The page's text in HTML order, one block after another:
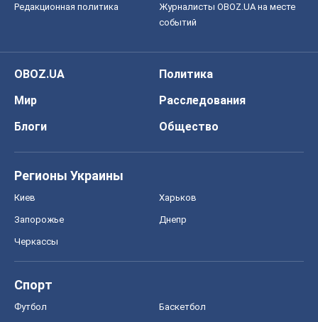
Редакционная политика
Журналисты OBOZ.UA на месте
событий
OBOZ.UA
Политика
Мир
Расследования
Блоги
Общество
Регионы Украины
Киев Харьков
Запорожье Днепр
Черкассы
Спорт
Футбол Баскетбол